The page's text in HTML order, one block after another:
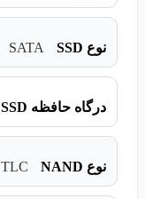
نوع SSD SATA
درگاه حافظه SSD
نوع NAND TLC